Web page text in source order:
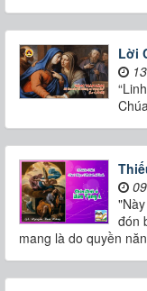
Lời
đón
mang là do quyền